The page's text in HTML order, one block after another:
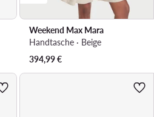
Weekend Max Mara
Handtasche · Beige
394,99€